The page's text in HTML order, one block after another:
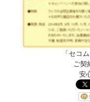
「セコ
ご契
安